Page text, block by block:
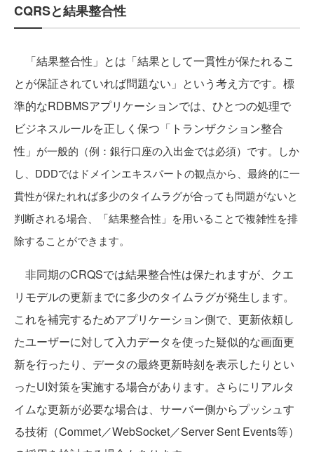
CQRSと結果整合性
「結果整合性」とは「結果として一貫性が保たれるこ
とが保証されていれば問題ない」という考え方です。標
準的なRDBMSアプリケーションでは、ひとつの処理で
ビジネスルールを正しく保つ「トランザクション整合
性」 が一般的（例：銀行口座の入出金では必須）です。しか
し、DDDではドメインエキスパートの観点から、最終的に一
貫性が保たれれば多少のタイムラグが合っても問題がないと
判断される場合、「結果整合性」を用いることで複雑性を排
除することができます。
非同期のCRQSでは結果整合性は保たれますが、クエ
リモデルの更新までに多少のタイムラグが発生します。
これを補完するためアプリケーション側で、更新依頼し
たユーザーに対して入力データを使った疑似的な画面更
新を行ったり、データの最終更新時刻を表示したりとい
ったUI対策を実施する場合があります。さらにリアルタ
イムな更新が必要な場合は、サーバー側からプッシュす
る技術（Commet／WebSocket／Server Sent Events等）